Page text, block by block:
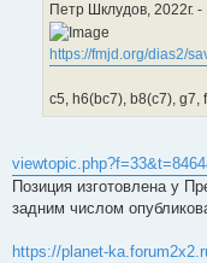
Петр Шклудов, 2022г. -
https://fmjd.org/dias2/
с5, h6(bc7), b8(c7), g7,
Позиция изготовлена у
задним числом
https://planet-